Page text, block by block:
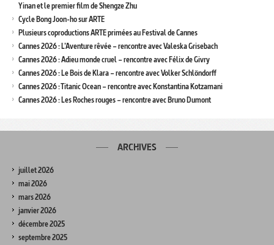
Yinan et le premier film de Shengze Zhu
Cycle Bong Joon-ho sur ARTE
Plusieurs coproductions ARTE primées au Festival de Cannes
Cannes 2026 : L’Aventure rêvée – rencontre avec Valeska Grisebach
Cannes 2026 : Adieu monde cruel – rencontre avec Félix de Givry
Cannes 2026 : Le Bois de Klara – rencontre avec Volker Schlöndorff
Cannes 2026 : Titanic Ocean – rencontre avec Konstantina Kotzamani
Cannes 2026 : Les Roches rouges – rencontre avec Bruno Dumont
ARCHIVES
juillet 2026
mai 2026
mars 2026
janvier 2026
décembre 2025
septembre 2025